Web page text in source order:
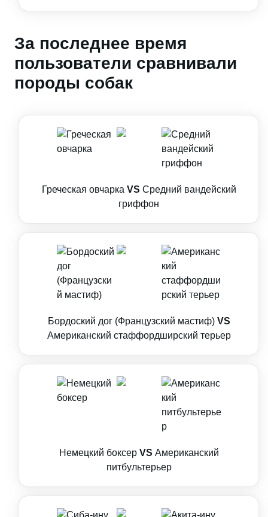
За последнее время
пользователи сравнивали
породы собак
Греческая овчарка VS Средний вандейский
гриффон
Бордоский дог (Французский мастиф) VS
Американский стаффордширский терьер
Немецкий боксер VS Американский
питбультерьер